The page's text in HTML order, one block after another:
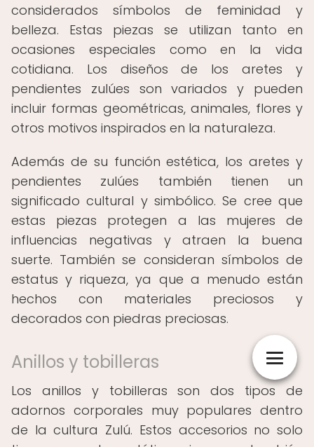
considerados símbolos de feminidad y
belleza. Estas piezas se utilizan tanto en
ocasiones especiales como en la vida
cotidiana. Los diseños de los aretes y
pendientes zulúes son variados y pueden
incluir formas geométricas, animales, flores y
otros motivos inspirados en la naturaleza.
Además de su función estética, los aretes y
pendientes zulúes también tienen un
significado cultural y simbólico. Se cree que
estas piezas protegen a las mujeres de
influencias negativas y atraen la buena
suerte. También se consideran símbolos de
estatus y riqueza, ya que a menudo están
hechos con materiales preciosos y
decorados con piedras preciosas.
Anillos y tobilleras
Los anillos y tobilleras son dos tipos de
adornos corporales muy populares dentro
de la cultura Zulú. Estos accesorios no solo